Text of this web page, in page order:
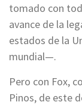
tomado con
avance de la
estados de la
mundial—.
Pero con Fox,
Pinos, de este